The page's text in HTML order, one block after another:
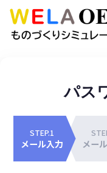
Skip
パス
STEP.1
メール入力 メー